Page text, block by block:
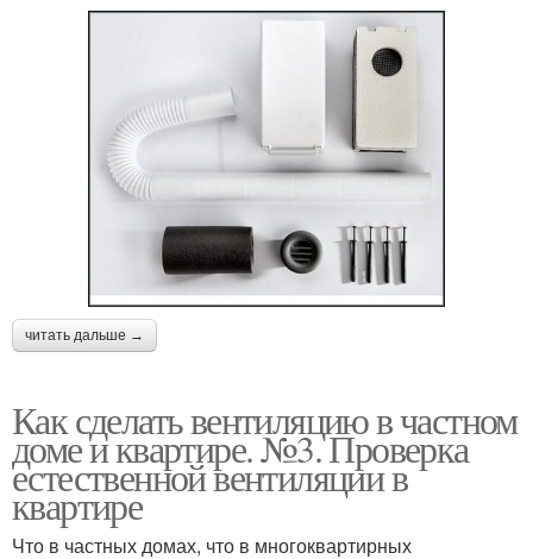
читать дальше →
Как сделать вентиляцию в частном
доме и квартире. №3. Проверка
естественной вентиляции в
квартире
Что в частных домах, что в многоквартирных